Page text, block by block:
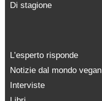
Di stagione
L’esperto risponde
Notizie dal mondo vegan
Interviste